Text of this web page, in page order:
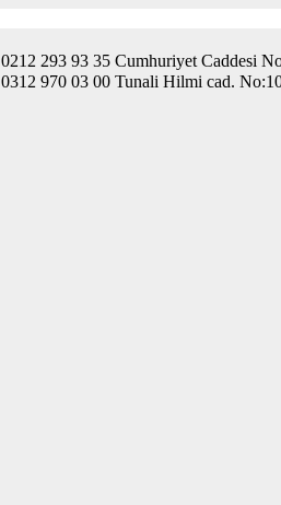
0212 293 93 35 Cumhuriyet Caddesi
0312 970 03 00 Tunali Hilmi cad.